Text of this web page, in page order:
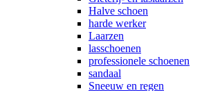
Halve schoen
harde werker
Laarzen
lasschoenen
professionele schoenen
sandaal
Sneeuw en regen